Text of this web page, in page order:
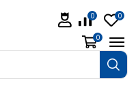
0 0
0